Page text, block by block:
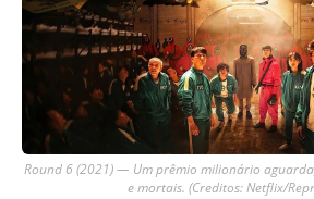
Round 6 (2021) — Um prêmio milionário
e mortais. (Creditos: Netflix/